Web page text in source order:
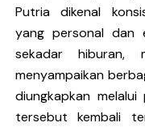
Putria dikenal
yang personal dan
sekadar hiburan,
menyampaikan
diungkapkan
tersebut kembali